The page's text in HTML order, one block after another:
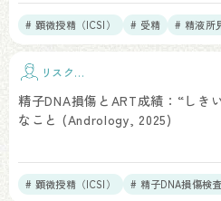
# 顕微授精（ICSI） # 受精 # 精液所
リスク因
精子DNA損傷とART成績：“しき
なこと (Andrology, 2025)
# 顕微授精（ICSI） # 精子DNA損傷検査